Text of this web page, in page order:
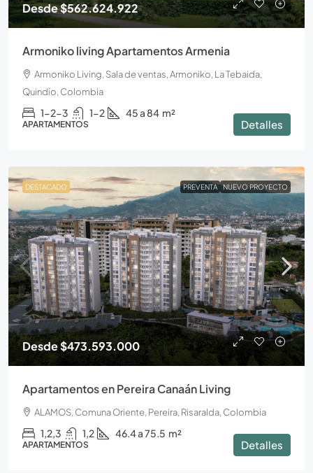
Desde$562.624.922
Armoniko living Apartamentos Armenia
Armoniko Living, Sala de ventas, Armoniko, La Tebaida,
Quindío, Colombia
1-2-3 1-2 45 a 84 m²
APARTAMENTOS Detalles
DESTACADO PREVENTA NUEVO PROYECTO
Desde$473.593.000
Apartamentos en Pereira Canaán Living
ALAMOS, Comuna Oriente, Pereira, Risaralda, Colombia
1,2,3 1,2 46.4 a 75.5 m²
APARTAMENTOS Detalles